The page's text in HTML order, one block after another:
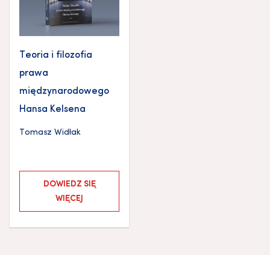
Teoria i filozofia
prawa
międzynarodowego
Hansa Kelsena
Tomasz Widłak
DOWIEDZ SIĘ
WIĘCEJ